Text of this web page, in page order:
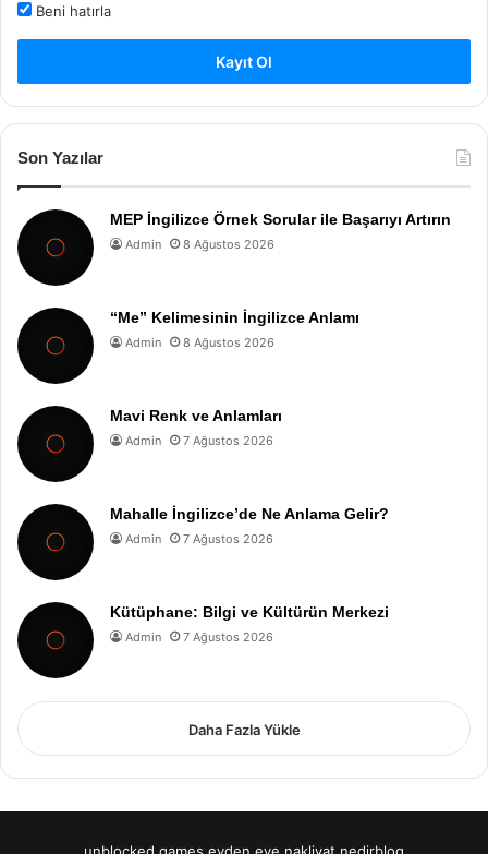
Beni hatırla
Kayıt Ol
Son Yazılar
MEP İngilizce Örnek Sorular ile Başarıyı Artırın
Admin 8 Ağustos 2026
“Me” Kelimesinin İngilizce Anlamı
Admin 8 Ağustos 2026
Mavi Renk ve Anlamları
Admin 7 Ağustos 2026
Mahalle İngilizce’de Ne Anlama Gelir?
Admin 7 Ağustos 2026
Kütüphane: Bilgi ve Kültürün Merkezi
Admin 7 Ağustos 2026
Daha Fazla Yükle
unblocked games evden eve nakliyat nedirblog